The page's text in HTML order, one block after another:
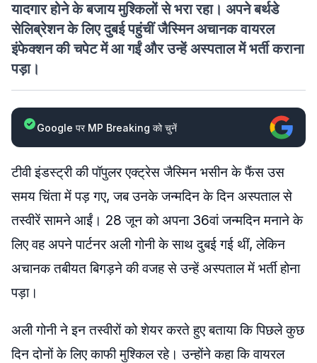
यादगार होने के बजाय मुश्किलों से भरा रहा। अपने बर्थडे
सेलिब्रेशन के लिए दुबई पहुंचीं जैस्मिन अचानक वायरल
इंफेक्शन की चपेट में आ गईं और उन्हें अस्पताल में भर्ती कराना
पड़ा।
Google पर MP Breaking को चुनें
टीवी इंडस्ट्री की पॉपुलर एक्ट्रेस जैस्मिन भसीन के फैंस उस
समय चिंता में पड़ गए, जब उनके जन्मदिन के दिन अस्पताल से
तस्वीरें सामने आईं। 28 जून को अपना 36वां जन्मदिन मनाने के
लिए वह अपने पार्टनर अली गोनी के साथ दुबई गई थीं, लेकिन
अचानक तबीयत बिगड़ने की वजह से उन्हें अस्पताल में भर्ती होना
पड़ा।
अली गोनी ने इन तस्वीरों को शेयर करते हुए बताया कि पिछले कुछ
दिन दोनों के लिए काफी मुश्किल रहे। उन्होंने कहा कि वायरल